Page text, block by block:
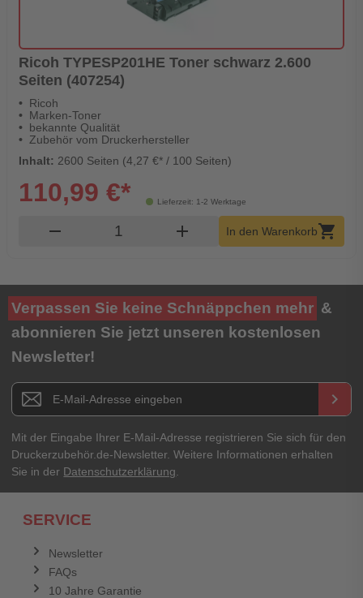
Ricoh TYPESP201HE Toner schwarz 2.600
Seiten (407254)
Ricoh
Marken-Toner
bekannte Qualität
Zubehör vom Druckerhersteller
Inhalt: 2600 Seiten (4,27 €* / 100 Seiten)
Lieferzeit: 1-2 Werktage
110,99 €*
remove Produkt Warenkorb Menge
add In den Warenkorbshopping_cart
Verpassen Sie keine Schnäppchen mehr &
abonnieren Sie jetzt unseren kostenlosen
Newsletter!
Newsletter E-Mail Adresse keyboard_arrow_right
Mit der Eingabe Ihrer E-Mail-Adresse registrieren Sie sich für den
Druckerzubehör.de-Newsletter. Weitere Informationen erhalten
Sie in der Datenschutzerklärung.
SERVICE
Newsletter
FAQs
10 Jahre Garantie